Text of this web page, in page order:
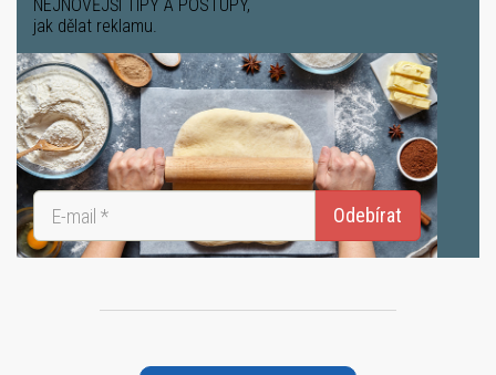
NEJNOVĚJŠÍ TIPY A POSTUPY,
jak dělat reklamu.